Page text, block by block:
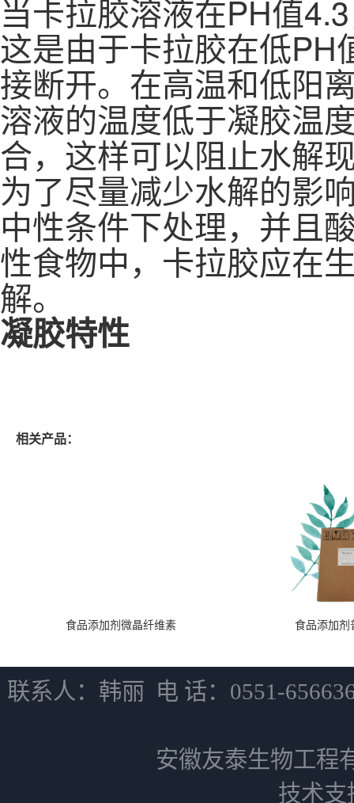
当卡拉胶溶液在PH值
这是由于卡拉胶在低
接断开。在高温和低阳
溶液的温度低于凝胶温
合，这样可以阻止水解
为了尽量减少水解的影
中性条件下处理，并且
性食物中，卡拉胶应在
解。
凝胶特性
相关产品：
食品添加剂微晶纤维素 食品添加剂
联系人：韩丽 电 话：0551-
安徽友泰生物工程
技术